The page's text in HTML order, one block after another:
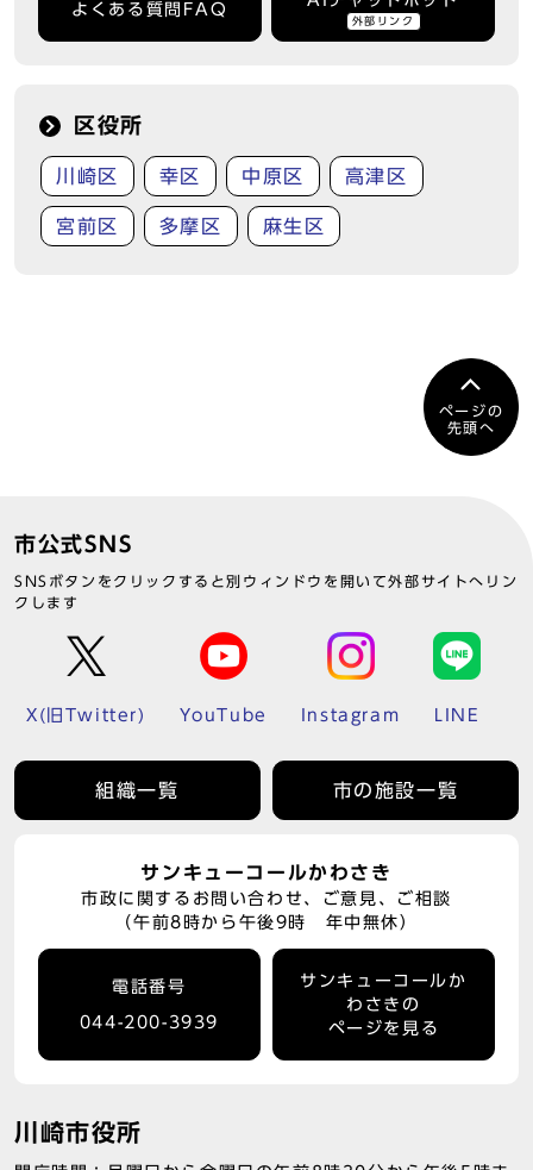
よくある質問FAQ
外部リンク
区役所
川崎区 幸区 中原区 高津区
宮前区 多摩区 麻生区
ページの
先頭へ
市公式SNS
SNSボタンをクリックすると別ウィンドウを開いて外部サイトへリン
クします
X(旧Twitter) YouTube Instagram LINE
組織一覧 市の施設一覧
サンキューコールかわさき
市政に関するお問い合わせ、ご意見、ご相談
（午前8時から午後9時 年中無休）
電話番号
044-200-3939
サンキューコールか
わさきの
ページを見る
川崎市役所